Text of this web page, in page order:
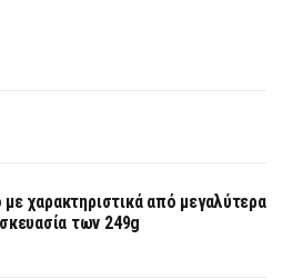
χαρακτηριστικά από μεγαλύτερα
των 249g